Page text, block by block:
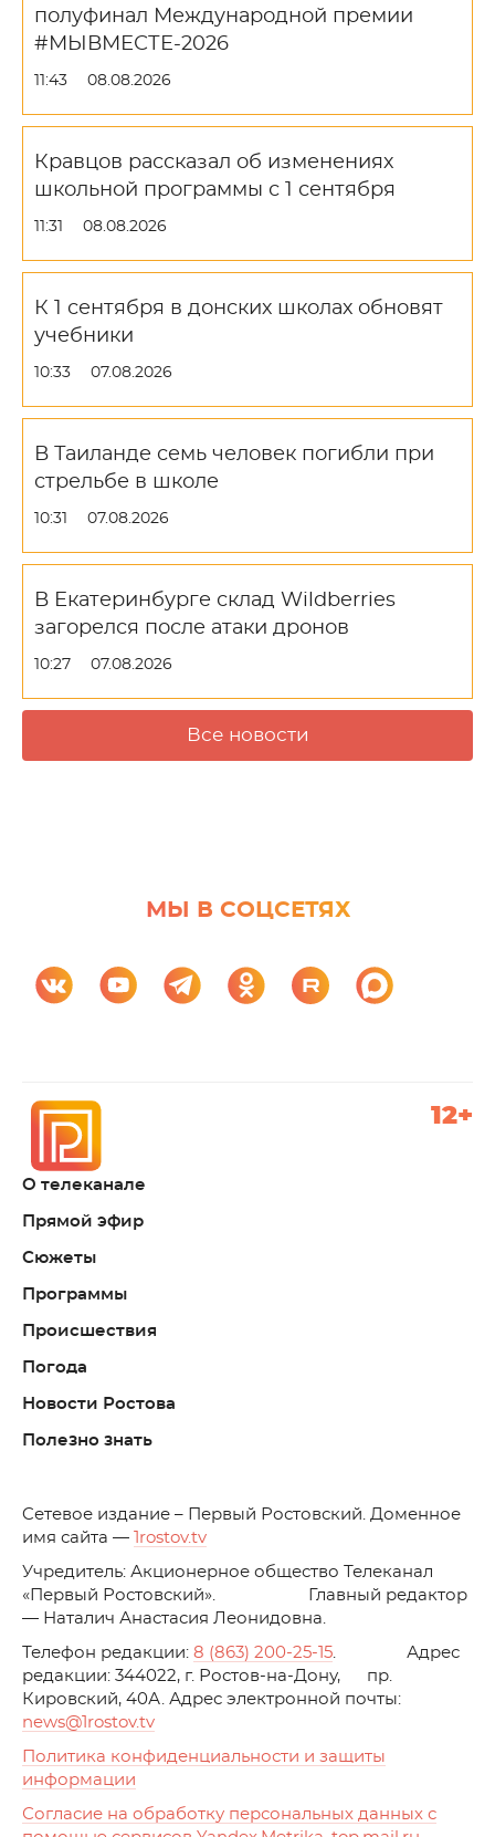
полуфинал Международной премии
#МЫВМЕСТЕ-2026
11:43 08.08.2026
Кравцов рассказал об изменениях
школьной программы с 1 сентября
11:31 08.08.2026
К 1 сентября в донских школах обновят
учебники
10:33 07.08.2026
В Таиланде семь человек погибли при
стрельбе в школе
10:31 07.08.2026
В Екатеринбурге склад Wildberries
загорелся после атаки дронов
10:27 07.08.2026
Все новости
МЫ В СОЦСЕТЯХ
О телеканале
Прямой эфир
Сюжеты
Программы
Происшествия
Погода
Новости Ростова
Полезно знать
12+
Cетевое издание – Первый Ростовский. Доменное
имя сайта —
1rostov.tv
Учредитель: Акционерное общество Телеканал
«Первый Ростовский». Главный редактор
— Наталич Анастасия Леонидовна.
Телефон редакции: 8 (863) 200-25-15. Адрес
редакции: 344022, г. Ростов-на-Дону, пр.
Кировский, 40А. Адрес электронной почты:
news@1rostov.tv
Политика конфиденциальности и защиты
информации
Согласие на обработку персональных данных с